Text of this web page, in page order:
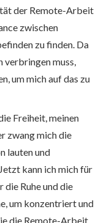
der Remote-Arbeit
zwischen
zu finden. Da
verbringen muss,
um mich auf das zu
Freiheit, meinen
zwang mich die
lauten und
kann ich mich für
die Ruhe und die
um konzentriert und
die Remote-Arbeit